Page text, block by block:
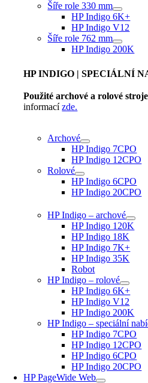
Šíře role 330 mm
HP Indigo 6K+
HP Indigo V12
Šíře role 762 mm
HP Indigo 200K
HP INDIGO | SPECIÁLNÍ
Použité archové a rolové stroje
informacízde.
Archové
HP Indigo 7CPO
HP Indigo 12CPO
Rolové
HP Indigo 6CPO
HP Indigo 20CPO
HP Indigo – archové
HP Indigo 120K
HP Indigo 18K
HP Indigo 7K+
HP Indigo 35K
Robot
HP Indigo – rolové
HP Indigo 6K+
HP Indigo V12
HP Indigo 200K
HP Indigo – speciální
HP Indigo 7CPO
HP Indigo 12CPO
HP Indigo 6CPO
HP Indigo 20CPO
HP PageWide Web